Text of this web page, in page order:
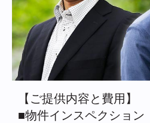
【ご提供内容と費用】
■物件インスペクション